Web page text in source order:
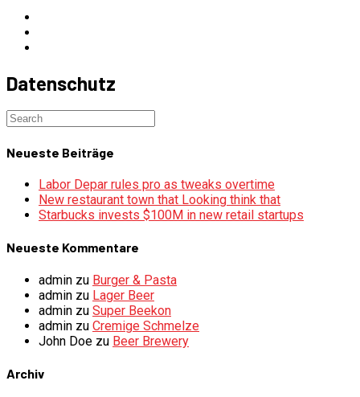
Datenschutz
Neueste Beiträge
Labor Depar rules pro as tweaks overtime
New restaurant town that Looking think that
Starbucks invests $100M in new retail startups
Neueste Kommentare
admin zu Burger & Pasta
admin zu Lager Beer
admin zu Super Beekon
admin zu Cremige Schmelze
John Doe zu Beer Brewery
Archiv